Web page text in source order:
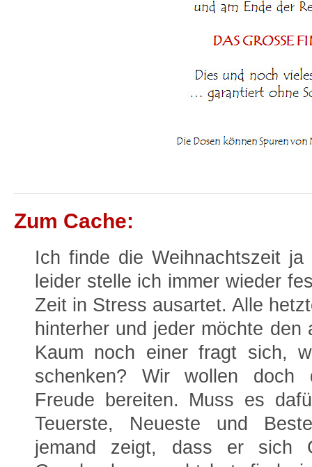
Zum Cache:
Ich finde die Weihnachtszeit
leider stelle ich immer wieder
Zeit in Stress ausartet. Alle
hinterher und jeder möchte den
Kaum noch einer fragt sich,
schenken? Wir wollen doch
Freude bereiten. Muss es
Teuerste, Neueste und
jemand zeigt, dass er sich